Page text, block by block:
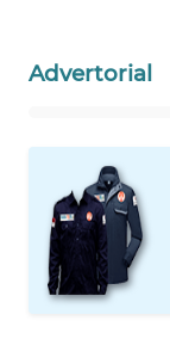
Advertorial
WATCH
LPKKI
LKKI